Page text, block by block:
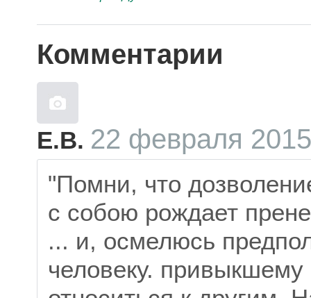
Комментарии
Е.В. 22 февраля
"Помни, что
с собою рождает
... и, осмелюсь
человеку.